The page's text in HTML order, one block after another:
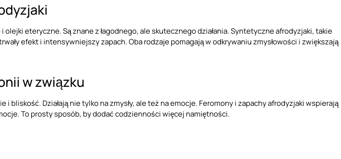
eteryczne. Są znane z łagodnego, ale skutecznego działania. Syntetyczne afrodyzjaki, takie
efekt i intensywniejszy zapach. Oba rodzaje pomagają w odkrywaniu zmysłowości i zwiększają
w związku
bliskość. Działają nie tylko na zmysły, ale też na emocje. Feromony i zapachy afrodyzjaki wspierają
To prosty sposób, by dodać codzienności więcej namiętności.